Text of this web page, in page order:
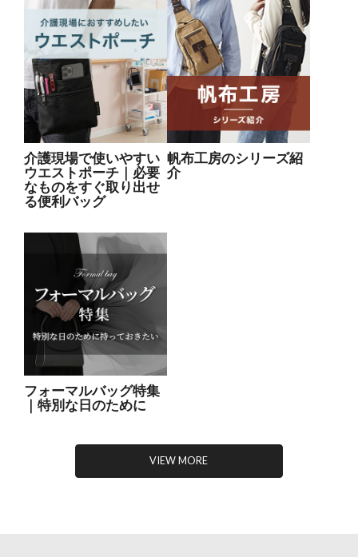
介護現場で使いやすい
ウエストポーチ｜必要
なものをすぐ取り出せ
る便利バッグ
帆布工房のシリーズ紹
介
フォーマルバッグ特集
｜特別な日のために
VIEW MORE